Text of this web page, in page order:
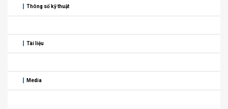
Thông số kỹ thuật
Tài liệu
Media